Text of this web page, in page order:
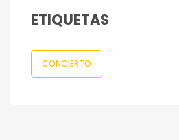
ETIQUETAS
CONCIERTO